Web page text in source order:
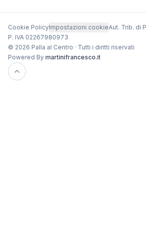
Cookie PolicyImpostazioni cookieAut. Trib. di
P. IVA 02267980973
© 2026 Palla al Centro · Tutti i diritti riservati
Powered By martinifrancesco.it